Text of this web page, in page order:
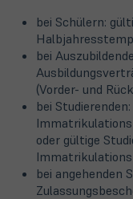
bei Schülern:
bei
(Vorder- und
bei
oder gültige
bei angehenden